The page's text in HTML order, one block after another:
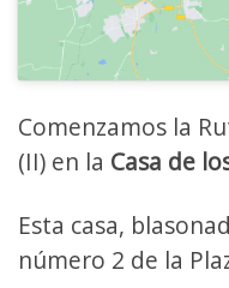
Comenzamos la
(II) en la Casa de
Esta casa,
número 2 de la